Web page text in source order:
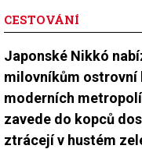
CESTOVÁNÍ
Japonské Nikkó
milovníkům ostrovní
moderních
zavede do kopců
ztrácejí v hustém